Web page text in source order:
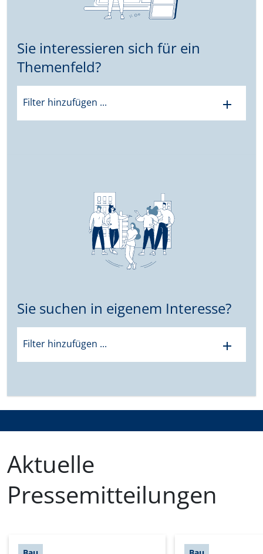
Sie interessieren sich für ein
Themenfeld?
Filter hinzufügen ... add
Sie suchen in eigenem Interesse?
Filter hinzufügen ... add
Aktuelle
Pressemitteilungen